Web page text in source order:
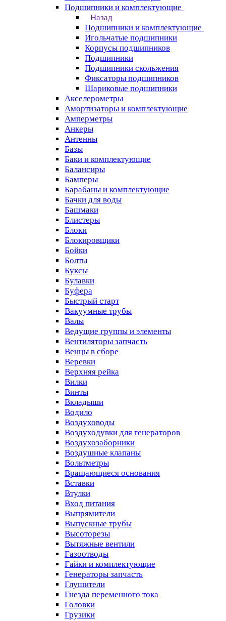
Подшипники и комплектующие
Назад
Подшипники и комплектующие
Игольчатые подшипники
Корпусы подшипников
Подшипники
Подшипники скольжения
Фиксаторы подшипников
Шариковые подшипники
Акселерометры
Амортизаторы и комплектующие
Амперметры
Анкеры
Антенны
Базы
Баки и комплектующие
Балансиры
Бамперы
Барабаны и комплектующие
Бачки для воды
Башмаки
Блистеры
Блоки
Блокировщики
Бойки
Болты
Буксы
Булавки
Буфера
Быстрый старт
Вакуумные трубы
Валы
Ведущие группы и элементы
Вентиляторы запчасть
Венцы в сборе
Веревки
Верхняя рейка
Вилки
Винты
Вкладыши
Водило
Воздуховоды
Воздуходувки для генераторов
Воздухозаборники
Воздушные клапаны
Вольтметры
Вращающиеся основания
Вставки
Втулки
Вход питания
Выпрямители
Выпускные трубы
Высоторезы
Вытяжные вентили
Газоотводы
Гайки и комплектующие
Генераторы запчасть
Глушители
Гнезда переменного тока
Головки
Грузики